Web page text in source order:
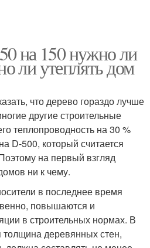
на 150 нужно ли
ли утеплять дом
что дерево гораздо лучше
другие строительные
теплопроводность на 30 %
D-500, который считается
на первый взгляд
ни к чему.
в последнее время
повышаются и
в строительных нормах. В
толщина деревянных стен,